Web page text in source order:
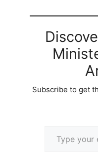
Subscribe to get